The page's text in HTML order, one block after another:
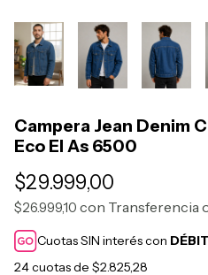
Campera Jean Denim
Eco El As 6500
$29.999,00
$26.999,10 con Transferencia
Cuotas SIN interés con
24cuotas de $2.825,28